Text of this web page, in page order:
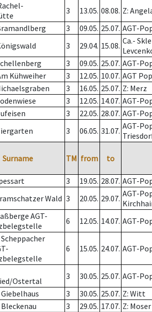
3 13.05. 08.08. Z:
3 09.05. 25.07. AGT-
3 29.04. 15.08. Ca.-
3 09.05. 25.07. AGT-
Kühweiher 3 12.05. 10.07. AGT
3 16.05. 25.07. Z: Merz
3 12.05. 14.07. AGT-
3 22.05. 28.07. AGT-
3 06.05. 31.07. AGT-
Surname TM from to
3 19.05. 28.07. AGT-
Wald 3 20.05. 29.07. AGT-
AGT-
6 12.05. 14.07. AGT-
Scheppacher
6 15.05. 24.07. AGT-
Ostertal
3 30.05. 25.07. AGT-
Giebelhaus 3 30.05. 25.07. Z: Witt
Bleckenau 3 29.05. 17.07. Z: Moser